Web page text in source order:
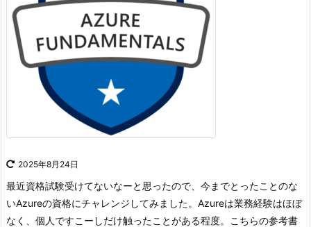
2025年8月24日
最近資格試験受けてないなーと思ったので、今までとったことのな
いAzureの資格にチャレンジしてみました。 Azureは業務経験はほぼ
なく、個人ですこーしだけ触ったことがある程度。
こちらの参考書